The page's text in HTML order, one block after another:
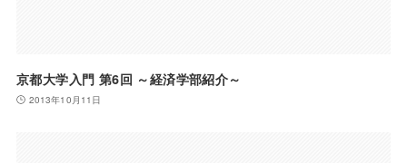
京都大学入門 第6回 ～経済学部紹介～
2013年10月11日